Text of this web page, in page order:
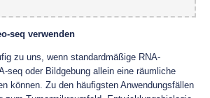
seq verwenden
zu uns, wenn standardmäßige RNA-
seq oder Bildgebung allein eine räumliche
können. Zu den häufigsten Anwendungsfällen